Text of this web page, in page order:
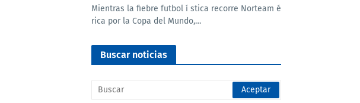
Mientras la fiebre futbol í stica recorre Norteam é
rica por la Copa del Mundo,…
Buscar noticias